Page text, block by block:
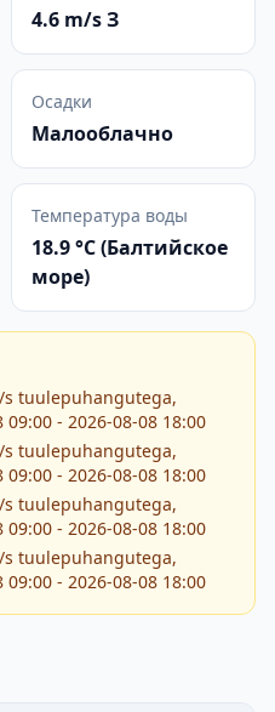
4.6 m/s З
Осадки
Малооблачно
Температура воды
18.9 °C (Балтийское
море)
s tuulepuhangutega,
- 2026-08-08 18:00
s tuulepuhangutega,
- 2026-08-08 18:00
s tuulepuhangutega,
- 2026-08-08 18:00
s tuulepuhangutega,
- 2026-08-08 18:00